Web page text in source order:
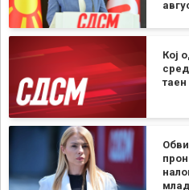
Кој
таен